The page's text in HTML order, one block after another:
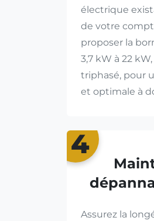
électrique
de votre
proposer la
3,7 kW à 22
triphasé, pour
et optimale à
4
Assurez la